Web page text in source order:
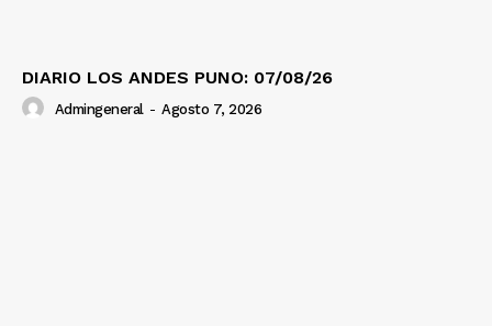
DIARIO LOS ANDES PUNO: 07/08/26
Admingeneral - Agosto 7, 2026